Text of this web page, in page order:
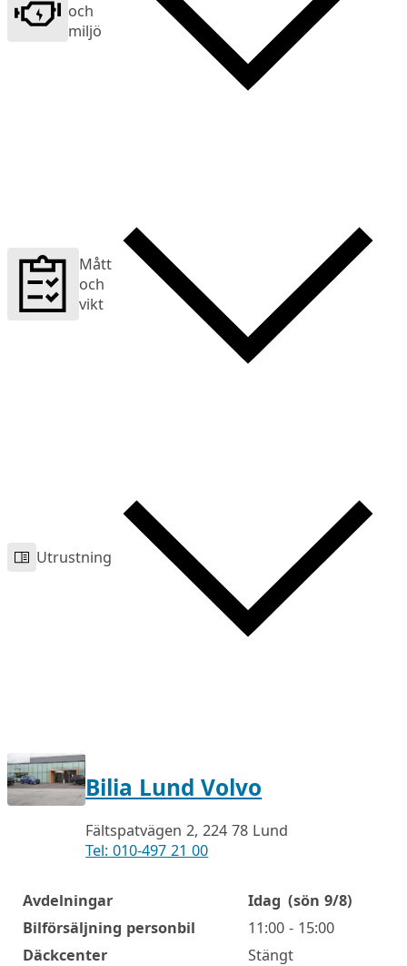
och
miljö
Mått
och
vikt
Utrustning
Bilia Lund Volvo
Fältspatvägen 2, 224 78 Lund
Tel: 010-497 21 00
Öppettider
Avdelningar Idag (sön 9/8)
Bilförsäljning personbil
11:00 - 15:00
Däckcenter
Stängt